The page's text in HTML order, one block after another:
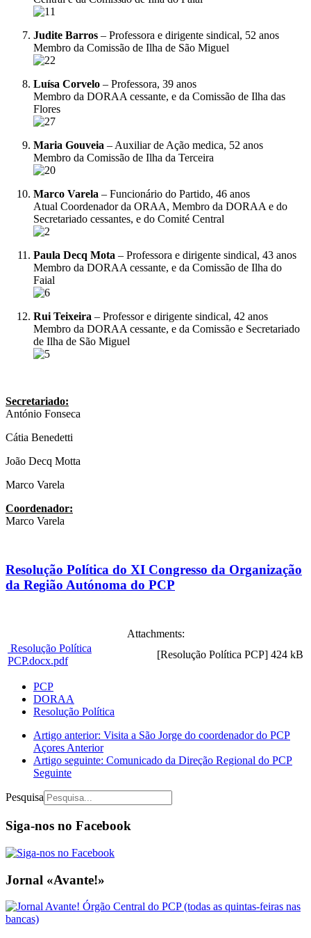
Judite Barros – Professora e dirigente sindical, 52 anos
Membro da Comissão de Ilha de São Miguel
Luísa Corvelo – Professora, 39 anos
Membro da DORAA cessante, e da Comissão de Ilha das
Flores
Maria Gouveia – Auxiliar de Ação medica, 52 anos
Membro da Comissão de Ilha da Terceira
Marco Varela – Funcionário do Partido, 46 anos
Atual Coordenador da ORAA, Membro da DORAA e do
Secretariado cessantes, e do Comité Central
Paula Decq Mota – Professora e dirigente sindical, 43 anos
Membro da DORAA cessante, e da Comissão de Ilha do
Faial
Rui Teixeira – Professor e dirigente sindical, 42 anos
Membro da DORAA cessante, e da Comissão e Secretariado
de Ilha de São Miguel
Secretariado:
António Fonseca
Cátia Benedetti
João Decq Motta
Marco Varela
Coordenador:
Marco Varela
Resolução Política do XI Congresso da Organização
da Região Autónoma do PCP
Attachments:
Resolução Política
PCP.docx.pdf
[Resolução Política PCP] 424 kB
PCP
DORAA
Resolução Política
Artigo anterior: Visita a São Jorge do coordenador do PCP
AçoresAnterior
Artigo seguinte: Comunicado da Direção Regional do PCP
Seguinte
Pesquisa
Siga-nos no Facebook
Jornal «Avante!»